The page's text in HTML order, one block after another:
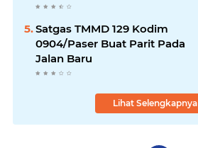
Satgas TMMD 129 Kodim
0904/Paser Buat Parit Pada
Jalan Baru
Lihat Selengkapnya